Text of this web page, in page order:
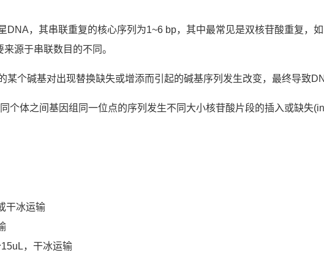
DNA，其串联重复的核心序列为1~6 bp，其中最常见是双核苷酸重复，
源于串联数目的不同。
某个碱基对出现替换缺失或增添而引起的碱基序列发生改变，最终导致
个体之间基因组同一位点的序列发生不同大小核苷酸片段的插入或缺失
干冰运输
，干冰运输